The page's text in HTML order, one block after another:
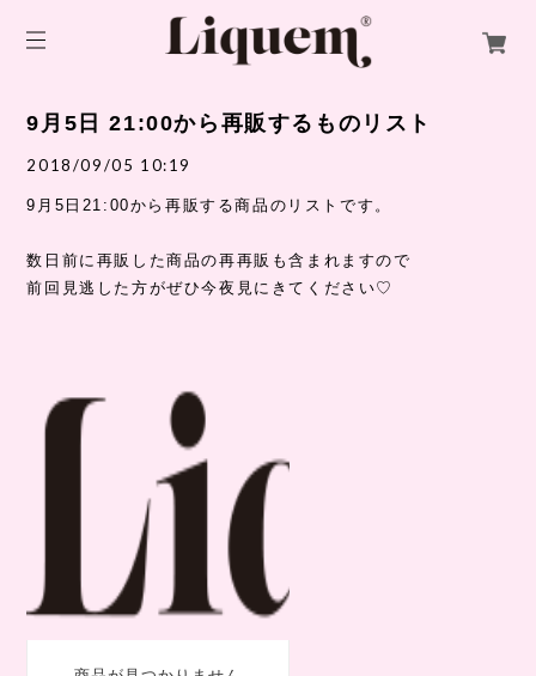
9月5日 21:00から再販するものリスト
2018/09/05 10:19
9月5日21:00から再販する商品のリストです。
数日前に再販した商品の再再販も含まれますので
前回見逃した方がぜひ今夜見にきてください♡